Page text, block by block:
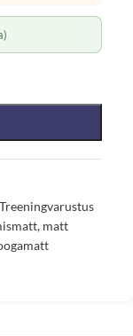
Treeningvarustus
, matt